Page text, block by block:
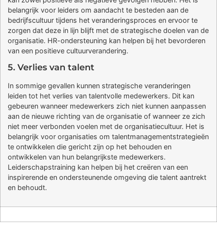
belangrijk voor leiders om aandacht te besteden aan de
bedrijfscultuur tijdens het veranderingsproces en ervoor te
zorgen dat deze in lijn blijft met de strategische doelen van de
organisatie. HR-ondersteuning kan helpen bij het bevorderen
van een positieve cultuurverandering.
5. Verlies van talent
In sommige gevallen kunnen strategische veranderingen
leiden tot het verlies van talentvolle medewerkers. Dit kan
gebeuren wanneer medewerkers zich niet kunnen aanpassen
aan de nieuwe richting van de organisatie of wanneer ze zich
niet meer verbonden voelen met de organisatiecultuur. Het is
belangrijk voor organisaties om talentmanagementstrategieën
te ontwikkelen die gericht zijn op het behouden en
ontwikkelen van hun belangrijkste medewerkers.
Leiderschapstraining kan helpen bij het creëren van een
inspirerende en ondersteunende omgeving die talent aantrekt
en behoudt.